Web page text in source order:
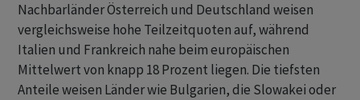
Nachbarländer Österreich und Deutschland weisen
vergleichsweise hohe Teilzeitquoten auf, während
Italien und Frankreich nahe beim europäischen
Mittelwert von knapp 18 Prozent liegen. Die tiefsten
Anteile weisen Länder wie Bulgarien, die Slowakei oder